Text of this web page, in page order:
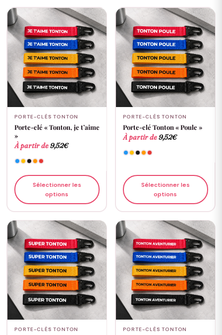
PORTE-CLÉS TONTON
Porte-clé « Tonton, je t’aime
»
À partir de9,52€
Sélectionner les
options
PORTE-CLÉS TONTON
Porte-clé Tonton « Poule »
À partir de9,52€
Sélectionner les
options
PORTE-CLÉS TONTON PORTE-CLÉS TONTON